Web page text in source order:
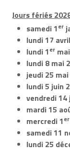
Jours fériés
samedi 1er
lundi 17
lundi 1er
lundi 8 mai
jeudi 25
lundi 5 juin
vendredi
mardi 15
mercredi 1er
samedi 11
lundi 25